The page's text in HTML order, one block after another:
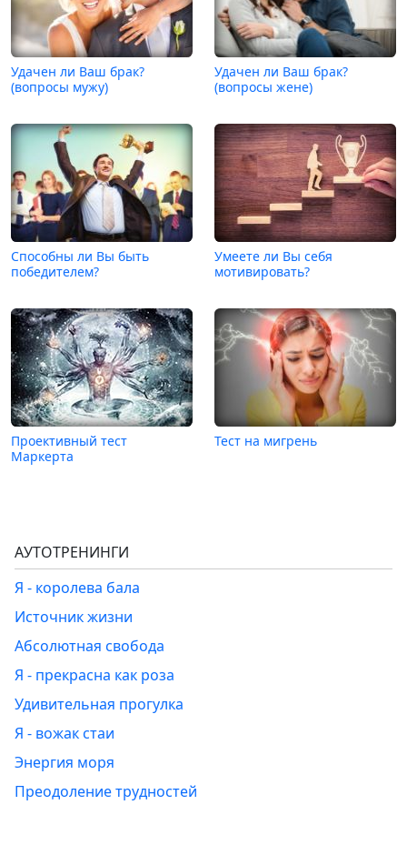
Удачен ли Ваш брак?
(вопросы мужу)
Удачен ли Ваш брак?
(вопросы жене)
Способны ли Вы быть
победителем?
Умеете ли Вы себя
мотивировать?
Проективный тест
Маркерта
Тест на мигрень
АУТОТРЕНИНГИ
Я - королева бала
Источник жизни
Абсолютная свобода
Я - прекрасна как роза
Удивительная прогулка
Я - вожак стаи
Энергия моря
Преодоление трудностей